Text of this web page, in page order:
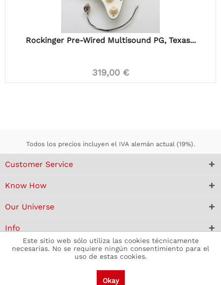
Rockinger Pre-Wired Multisound PG, Texas...
319,00 €
Todos los precios incluyen el IVA alemán actual (19%).
Customer Service
Know How
Our Universe
Info
Este sitio web sólo utiliza las cookies técnicamente
necesarias. No se requiere ningún consentimiento para el
uso de estas cookies.
Okay